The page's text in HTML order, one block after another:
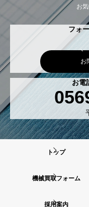
お
フォ
お
お電
トップ
機械買取フォーム
採用案内